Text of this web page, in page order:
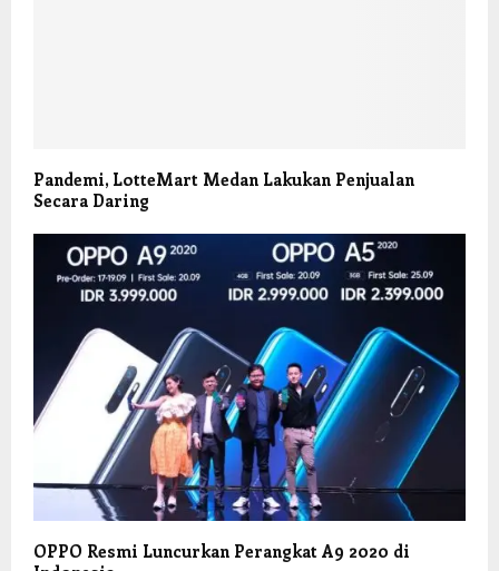
Pandemi, LotteMart Medan Lakukan Penjualan
Secara Daring
OPPO Resmi Luncurkan Perangkat A9 2020 di